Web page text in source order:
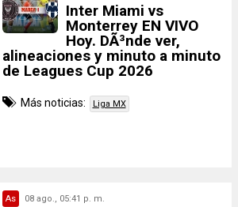
Inter Miami vs
Monterrey EN VIVO
Hoy. DÃ³nde ver,
alineaciones y minuto a minuto
de Leagues Cup 2026
Más noticias: Liga MX
As 08 ago., 05:41 p. m.